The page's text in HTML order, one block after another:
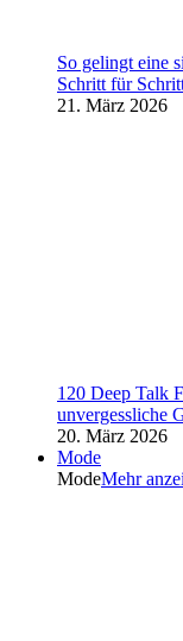
So gelingt eine
Schritt für
21. März 2026
120 Deep Talk
unvergessliche
20. März 2026
Mode
ModeMehr